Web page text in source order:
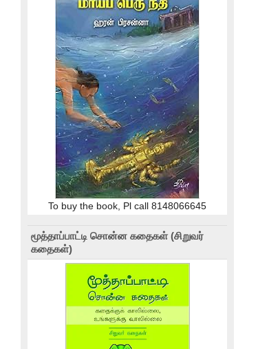
To buy the book, Pl call 8148066645
மூத்தாப்பாட்டி சொன்ன கதைகள் (சிறுவர்
கதைகள்)